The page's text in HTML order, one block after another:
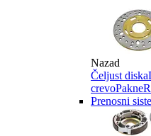
Nazad
Čeljust diska
crevoPakne
Prenosni